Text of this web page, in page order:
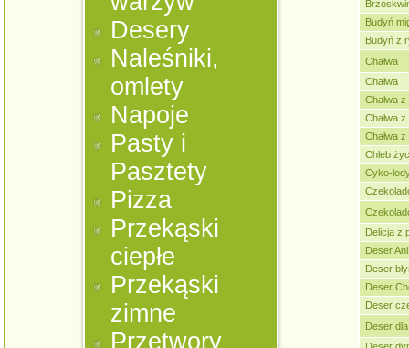
Desery
Naleśniki,
omlety
Napoje
Pasty i
Pasztety
Pizza
Przekąski
ciepłe
Przekąski
zimne
Przetwory
Budyń
Budyń z
Chałwa
Chałwa
Chałwa
Chałwa
Chałwa
Chleb
Cyko-
Delicja z
Deser Ani
Deser
Deser
Deser
Deser